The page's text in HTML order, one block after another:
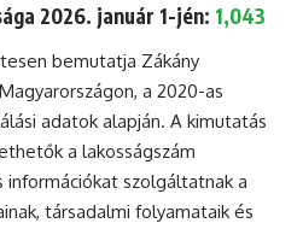
2026. január 1-jén: 1,043
bemutatja Zákány
a 2020-as
adatok alapján. A kimutatás
a lakosságszám
szolgáltatnak a
társadalmi folyamataik és